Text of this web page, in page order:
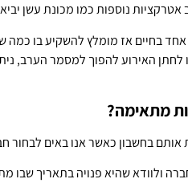
נוספות כמו מכונת עשן
בחיים אז מומלץ להשקיע בו כמה
לחתן האירוע להפוך למסמר הערב,
מתאימה?
בחשבון כאשר אנו באים לבחור
ולוודא שהיא פנויה בתאריך שבו